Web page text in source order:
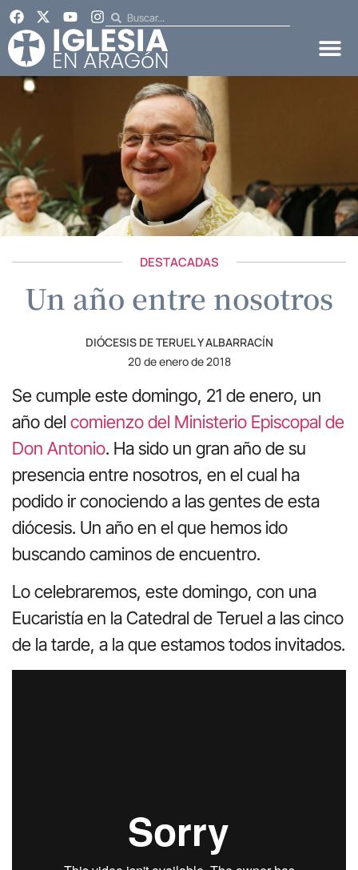
DESTACADAS
Un año entre nosotros
DIÓCESIS DE TERUEL Y ALBARRACÍN
20 de enero de 2018
Se cumple este domingo, 21 de enero, un
año del comienzo del Ministerio Episcopal de
Don Antonio. Ha sido un gran año de su
presencia entre nosotros, en el cual ha
podido ir conociendo a las gentes de esta
diócesis. Un año en el que hemos ido
buscando caminos de encuentro.
Lo celebraremos, este domingo, con una
Eucaristía en la Catedral de Teruel a las cinco
de la tarde, a la que estamos todos invitados.